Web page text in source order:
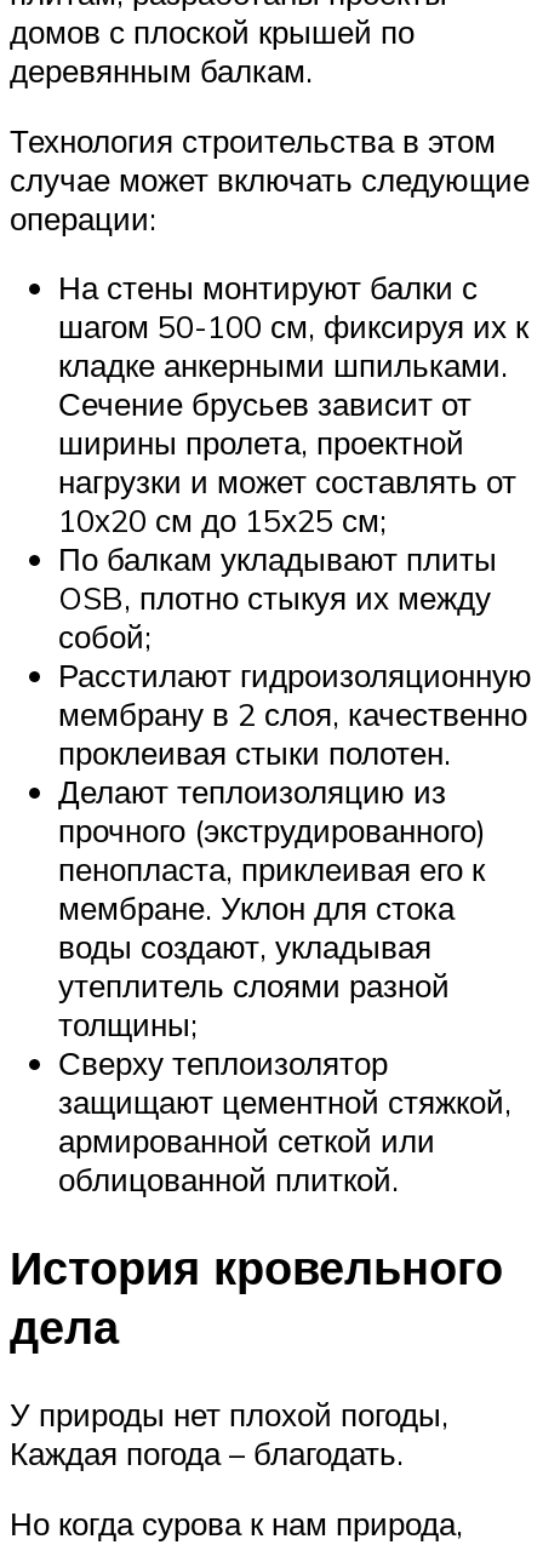
домов с плоской крышей по
деревянным балкам.
Технология строительства в этом
случае может включать следующие
операции:
На стены монтируют балки с
шагом 50-100 см, фиксируя их к
кладке анкерными шпильками.
Сечение брусьев зависит от
ширины пролета, проектной
нагрузки и может составлять от
10х20 см до 15х25 см;
По балкам укладывают плиты
OSB, плотно стыкуя их между
собой;
Расстилают гидроизоляционную
мембрану в 2 слоя, качественно
проклеивая стыки полотен.
Делают теплоизоляцию из
прочного (экструдированного)
пенопласта, приклеивая его к
мембране. Уклон для стока
воды создают, укладывая
утеплитель слоями разной
толщины;
Сверху теплоизолятор
защищают цементной стяжкой,
армированной сеткой или
облицованной плиткой.
История кровельного
дела
У природы нет плохой погоды,
Каждая погода – благодать.
Но когда сурова к нам природа,